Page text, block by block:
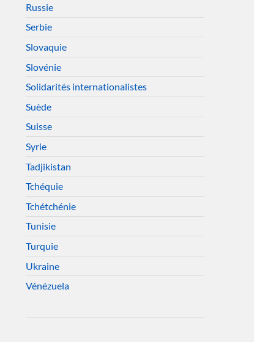
Russie
Serbie
Slovaquie
Slovénie
Solidarités internationalistes
Suède
Suisse
Syrie
Tadjikistan
Tchéquie
Tchétchénie
Tunisie
Turquie
Ukraine
Vénézuela